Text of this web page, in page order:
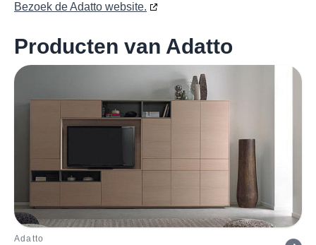
Info
Contact
Bezoek de Adatto website.
Producten van Adatto
Adatto